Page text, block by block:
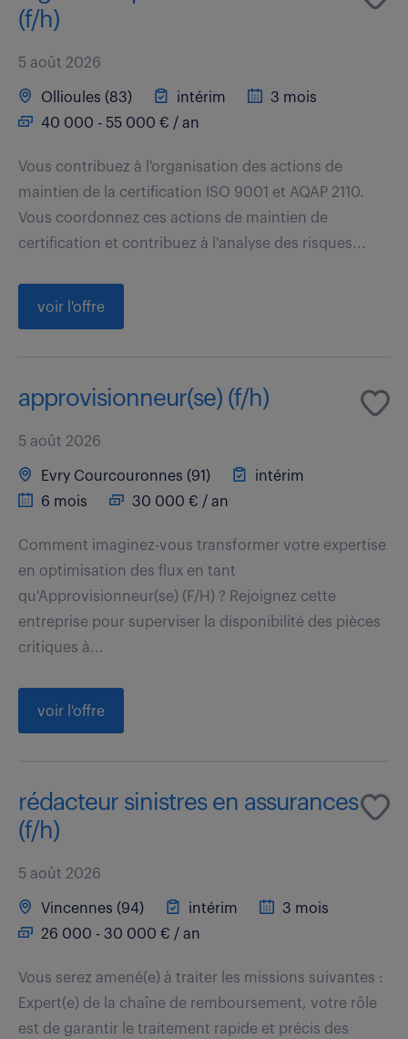
(f/h)
5 août 2026
Ollioules (83) intérim
3 mois
40 000 - 55 000 € / an
Vous contribuez à l'organisation des actions de
maintien de la certification ISO 9001 et AQAP 2110.
Vous coordonnez ces actions de maintien de
certification et contribuez à l'analyse des risques...
voir l'offre
approvisionneur(se) (f/h)
5 août 2026
Evry Courcouronnes (91)
intérim
6 mois
30 000 € / an
Comment imaginez-vous transformer votre expertise
en optimisation des flux en tant
qu'Approvisionneur(se) (F/H) ? Rejoignez cette
entreprise pour superviser la disponibilité des pièces
critiques à...
voir l'offre
rédacteur sinistres en assurances
(f/h)
5 août 2026
Vincennes (94) intérim
3 mois
26 000 - 30 000 € / an
Vous serez amené(e) à traiter les missions suivantes :
Expert(e) de la chaîne de remboursement, votre rôle
est de garantir le traitement rapide et précis des